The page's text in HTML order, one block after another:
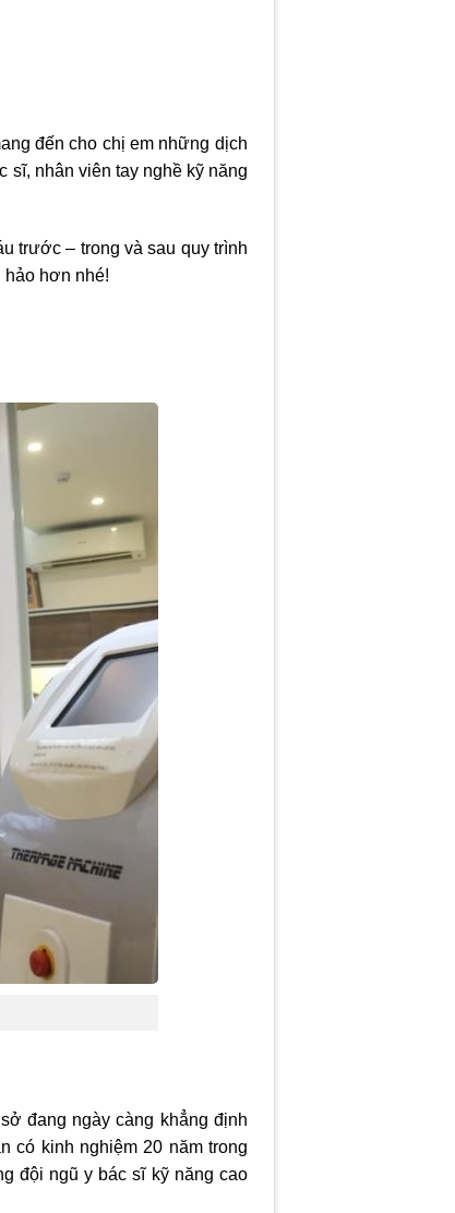
đến cho chị em những dịch
sĩ, nhân viên tay nghề kỹ năng
trước – trong và sau quy trình
hảo hơn nhé!
đang ngày càng khẳng định
có kinh nghiệm 20 năm trong
đội ngũ y bác sĩ kỹ năng cao